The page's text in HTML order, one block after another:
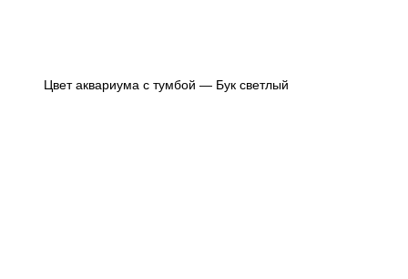
Цвет аквариума с тумбой — Бук светлый